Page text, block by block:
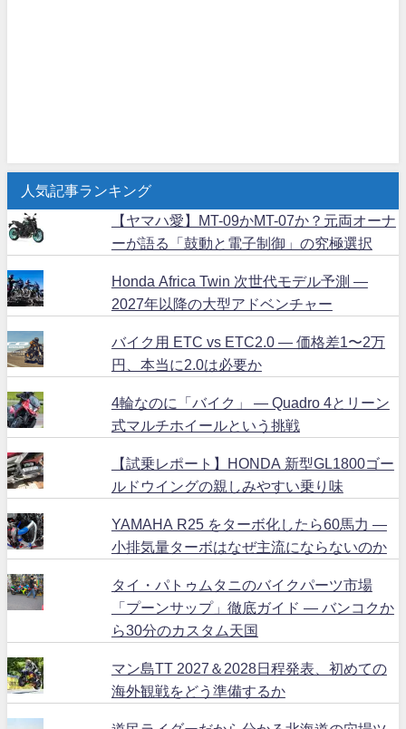
人気記事ランキング
【ヤマハ愛】MT-09かMT-07か？元両オーナ
ーが語る「鼓動と電子制御」の究極選択
Honda Africa Twin 次世代モデル予測 ―
2027年以降の大型アドベンチャー
バイク用 ETC vs ETC2.0 ― 価格差1〜2万
円、本当に2.0は必要か
4輪なのに「バイク」 ― Quadro 4とリーン
式マルチホイールという挑戦
【試乗レポート】HONDA 新型GL1800ゴー
ルドウイングの親しみやすい乗り味
YAMAHA R25 をターボ化したら60馬力 ―
小排気量ターボはなぜ主流にならないのか
タイ・パトゥムタニのバイクパーツ市場
「プーンサップ」徹底ガイド ― バンコクか
ら30分のカスタム天国
マン島TT 2027＆2028日程発表、初めての
海外観戦をどう準備するか